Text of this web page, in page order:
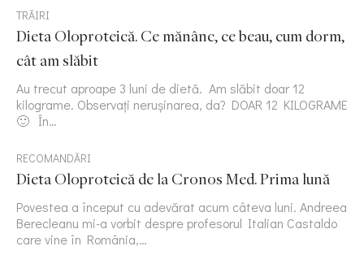
TRĂIRI
Dieta Oloproteică. Ce mănânc, ce beau, cum dorm,
cât am slăbit
Au trecut aproape 3 luni de dietă. Am slăbit doar 12
kilograme. Observați nerușinarea, da? DOAR 12 KILOGRAME
🙂 În…
RECOMANDĂRI
Dieta Oloproteică de la Cronos Med. Prima lună
Povestea a început cu adevărat acum câteva luni. Andreea
Berecleanu mi-a vorbit despre profesorul Italian Castaldo
care vine în România,…